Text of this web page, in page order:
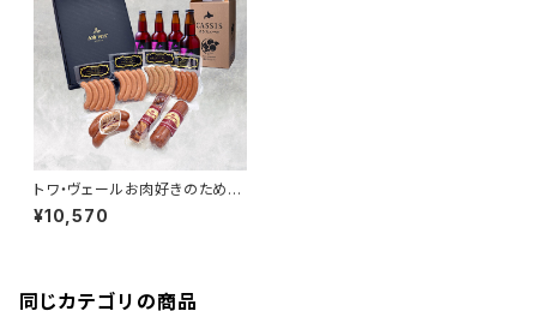
トワ・ヴェールお肉好きのための
ギフトセットと「黒松内カシスエ
ール330ml」4本
¥10,570
同じカテゴリの商品